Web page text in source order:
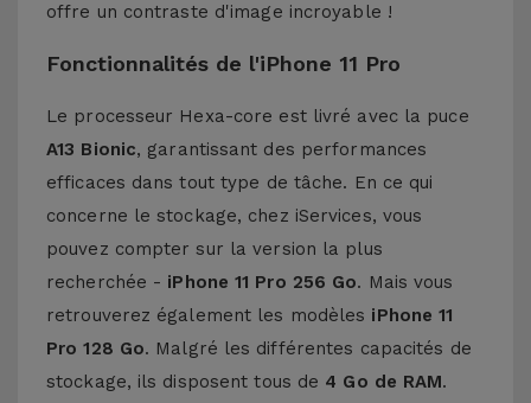
offre un contraste d'image incroyable !
Fonctionnalités de l'iPhone 11 Pro
Le processeur Hexa-core est livré avec la puce
A13 Bionic, garantissant des performances
efficaces dans tout type de tâche. En ce qui
concerne le stockage, chez iServices, vous
pouvez compter sur la version la plus
recherchée - iPhone 11 Pro 256 Go. Mais vous
retrouverez également les modèles iPhone 11
Pro 128 Go. Malgré les différentes capacités de
stockage, ils disposent tous de 4 Go de RAM.